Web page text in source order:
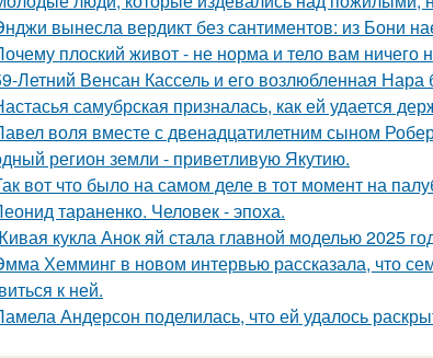
вынесла вердикт без сантиментов: из Бони
плоский живот - не норма и тело вам ничего
Летний Венсан Кассель и его возлюбленная
самубрская призналась, как ей удается
воля вместе с двенадцатилетним сыном
регион земли - приветливую Якутию.
вот что было на самом деле в тот момент на
тараненко. Человек - эпоха.
кукла Анок яй стала главной моделью 2025
Хемминг в новом интервью рассказала, что
к ней.
Андерсон поделилась, что ей удалось